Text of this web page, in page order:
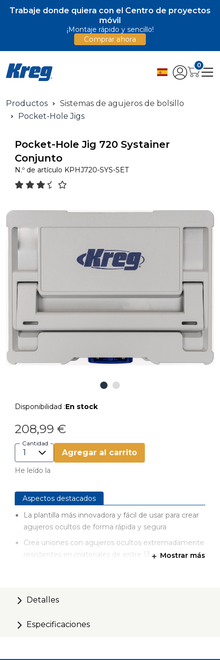
Trabaje donde quiera con el Centro de proyectos
móvil
¡Montaje rápido y sencillo!
Comprar ahora
0
Productos
Sistemas de agujeros de bolsillo
Pocket-Hole Jigs
Pocket-Hole Jig 720 Systainer
Conjunto
N.º de artículo KPHJ720-SYS-SET
Disponibilidad :En stock
208,99 €
Cantidad
Agregar al carrito
He leído la
Aspectos destacados
La plantilla más innovadora y fácil de usar para crear
agujeros ocultos de forma rápida y segura
Crea uniones con agujeros ocultos extremadamente
resistentes en materiales de entre 13 mm y 38 mm
Broca y collar de profundidad de ajuste rápido
Mostrar más
Detalles
Especificaciones